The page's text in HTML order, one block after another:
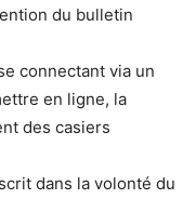
du bulletin
connectant via un
en ligne, la
des casiers
dans la volonté du